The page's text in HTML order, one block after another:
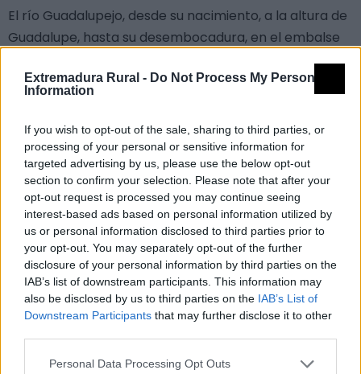
Extremadura Rural - Do Not Process My Personal
Information
If you wish to opt-out of the sale, sharing to third parties, or
processing of your personal or sensitive information for
targeted advertising by us, please use the below opt-out
section to confirm your selection. Please note that after your
opt-out request is processed you may continue seeing
interest-based ads based on personal information utilized by
us or personal information disclosed to third parties prior to
your opt-out. You may separately opt-out of the further
disclosure of your personal information by third parties on the
IAB’s list of downstream participants. This information may
also be disclosed by us to third parties on the IAB’s List of
Downstream Participants that may further disclose it to other
Personal Data Processing Opt Outs
El río Guadalupejo, desde su nacimiento, a la altura de
Guadalupe, hasta su desembocadura, en el embalse
de la Central Nuclear de Valdecaballeros, posee unos
valores naturales de notable importancia desde el
el perfecto estado de conservación del tramo alto y
bajo del río, en los que podemos encontrar
formaciones vegetales de gran importancia, como
pueden ser, entre otras, las galerías ribereñas
termomediterráneas, los bosques galería de Salix alba
y Populus alba, los bosques de fresnos, los bosques
alubiales residuales (Alnus glutinosa) y los prados
mediterráneos de hierbas altas y juncos. También son
importantes las formaciones vegetales asociadas a
sus márgenes, como: Pastizales de gramíneas y
anuales, y bosques mixtos de Quercus ilex y Quercus
suber. Dentro del apartado faunístico, cuenta con